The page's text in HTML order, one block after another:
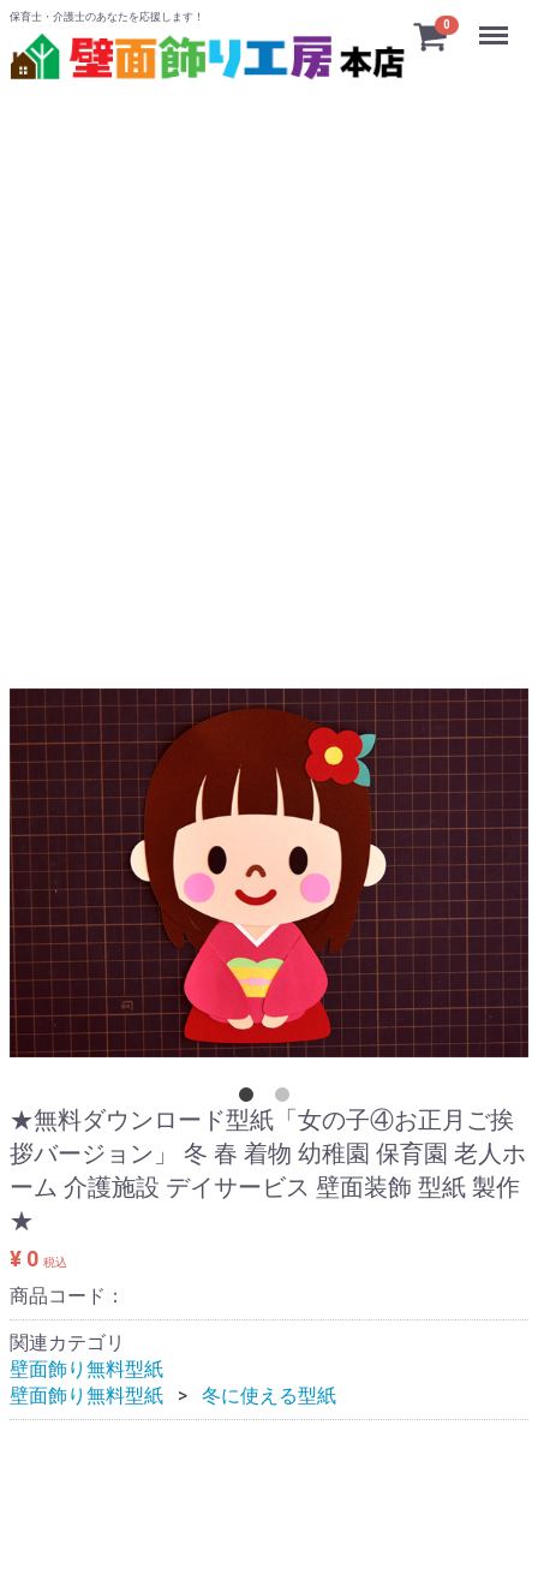
保育士・介護士のあなたを応援します！
0 Menu
★無料ダウンロード型紙「女の子④お正月ご挨
拶バージョン」 冬 春 着物 幼稚園 保育園 老人ホ
ーム 介護施設 デイサービス 壁面装飾 型紙 製作
★
¥ 0 税込
商品コード：
関連カテゴリ
壁面飾り無料型紙
壁面飾り無料型紙
冬に使える型紙